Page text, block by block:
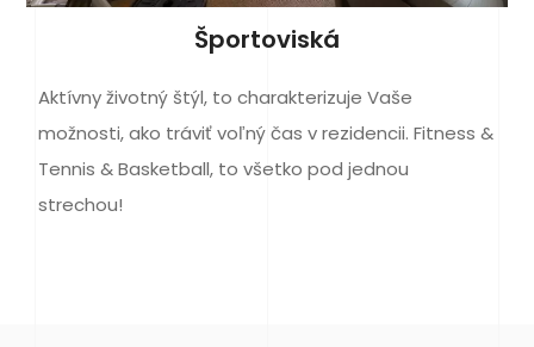
Športoviská
Aktívny životný štýl, to charakterizuje Vaše
možnosti, ako tráviť voľný čas v rezidencii. Fitness &
Tennis & Basketball, to všetko pod jednou
strechou!